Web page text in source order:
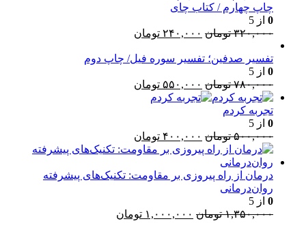
چاپ چهارم / کتاب چای
0 از 5
۳۲۰,۰۰۰ تومان قیمت
۳۲۰,۰۰۰ تومان
۲۴۰,۰۰۰ تومان
۲۴۰,۰۰۰ تومان.
تفسیر صدفین؛ تفسیر سوره فیل/ چاپ دوم
0 از 5
۷۸۰,۰۰۰ تومان قیمت
اصلی:
۵۵۰,۰۰۰ تومان
تجربه کردم
0 از 5
۵۰۰,۰۰۰ تومان قیمت
اصلی:
بود.
۴۰۰,۰۰۰ تومان
فعلی:
درمان از راه پیروزی بر مقاومت: تکنیک‌های پیشرفته
روان‌درمانی
0 از 5
۱,۳۵۰,۰۰۰ تومان قیمت
۱,۰۰۰,۰۰۰ تومان